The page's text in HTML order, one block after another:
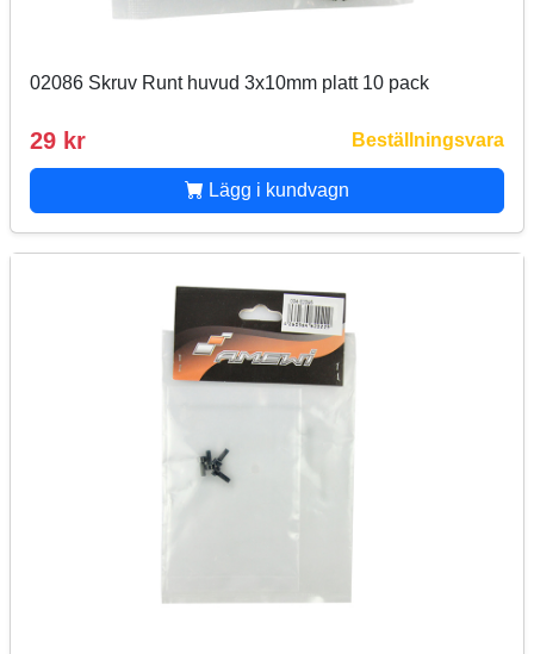
02086 Skruv Runt huvud 3x10mm platt 10 pack
29 kr Beställningsvara
Lägg i kundvagn